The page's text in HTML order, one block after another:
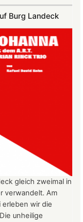
Burg Landeck
gleich zweimal in
verwandelt. Am
erleben wir die
unheilige